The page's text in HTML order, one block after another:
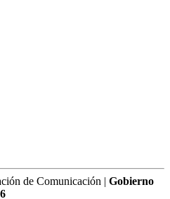
de Comunicación | Gobierno